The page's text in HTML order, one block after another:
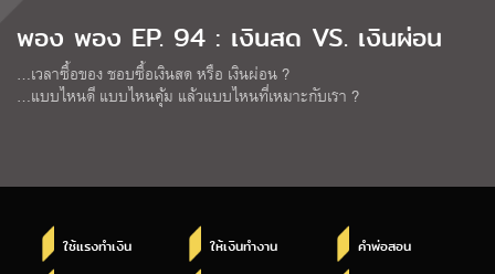
พอง พอง EP. 94 : เงินสด VS. เงินผ่อน
…เวลาซื้อของ ชอบซื้อเงินสด หรือ เงินผ่อน ?
…แบบไหนดี แบบไหนคุ้ม แล้วแบบไหนที่เหมาะกับเรา ?
ใช้แรงทำเงิน ให้เงินทำงาน คำพ่อสอน